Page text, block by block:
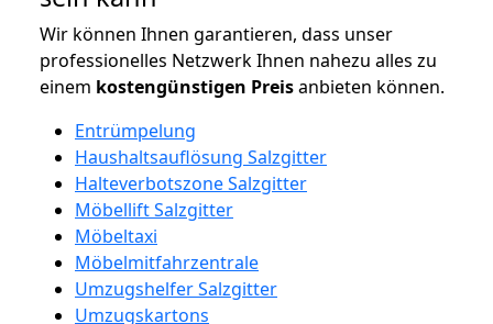
Wir können Ihnen garantieren, dass unser
professionelles Netzwerk Ihnen nahezu alles zu
einem kostengünstigen Preisanbieten können.
Entrümpelung
Haushaltsauflösung Salzgitter
Halteverbotszone Salzgitter
Möbellift Salzgitter
Möbeltaxi
Möbelmitfahrzentrale
Umzugshelfer Salzgitter
Umzugskartons